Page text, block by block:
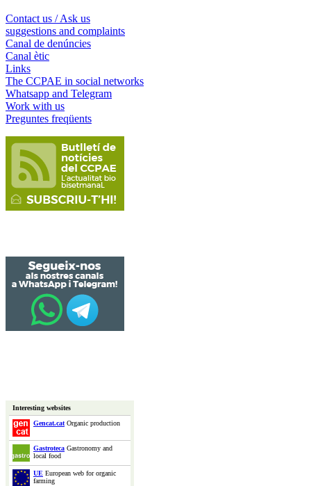
Contact us / Ask us
suggestions and complaints
Canal de denúncies
Canal ètic
Links
The CCPAE in social networks
Whatsapp and Telegram
Work with us
Preguntes freqüents
Interesting websites
Gencat.catOrganic production
Gastroteca Gastronomy and
local food
UE European web for organic
farming